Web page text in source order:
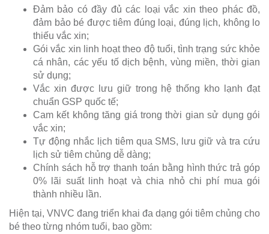
Đảm bảo có đầy đủ các loại vắc xin theo phác đồ,
đảm bảo bé được tiêm đúng loại, đúng lịch, không lo
thiếu vắc xin;
Gói vắc xin linh hoạt theo độ tuổi, tình trạng sức khỏe
cá nhân, các yếu tố dịch bệnh, vùng miền, thời gian
sử dụng;
Vắc xin được lưu giữ trong hệ thống kho lạnh đạt
chuẩn GSP quốc tế;
Cam kết không tăng giá trong thời gian sử dụng gói
vắc xin;
Tự động nhắc lịch tiêm qua SMS, lưu giữ và tra cứu
lịch sử tiêm chủng dễ dàng;
Chính sách hỗ trợ thanh toán bằng hình thức trả góp
0% lãi suất linh hoạt và chia nhỏ chi phí mua gói
thành nhiều lần.
Hiện tại, VNVC đang triển khai đa dạng gói tiêm chủng cho
bé theo từng nhóm tuổi, bao gồm: